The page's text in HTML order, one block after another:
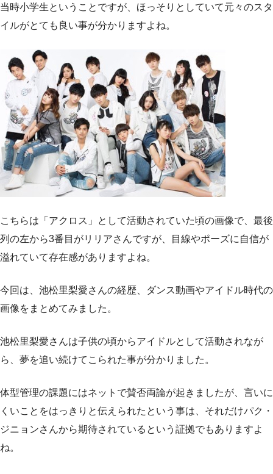
当時小学生ということですが、ほっそりとしていて元々のスタ
イルがとても良い事が分かりますよね。
こちらは「アクロス」として活動されていた頃の画像で、最後
列の左から3番目がリリアさんですが、目線やポーズに自信が
溢れていて存在感がありますよね。
今回は、池松里梨愛さんの経歴、ダンス動画やアイドル時代の
画像をまとめてみました。
池松里梨愛さんは子供の頃からアイドルとして活動されなが
ら、夢を追い続けてこられた事が分かりました。
体型管理の課題にはネットで賛否両論が起きましたが、言いに
くいことをはっきりと伝えられたという事は、それだけパク・
ジニョンさんから期待されているという証拠でもありますよ
ね。